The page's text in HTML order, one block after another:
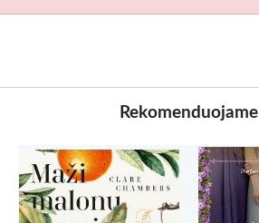
Rekomenduojame